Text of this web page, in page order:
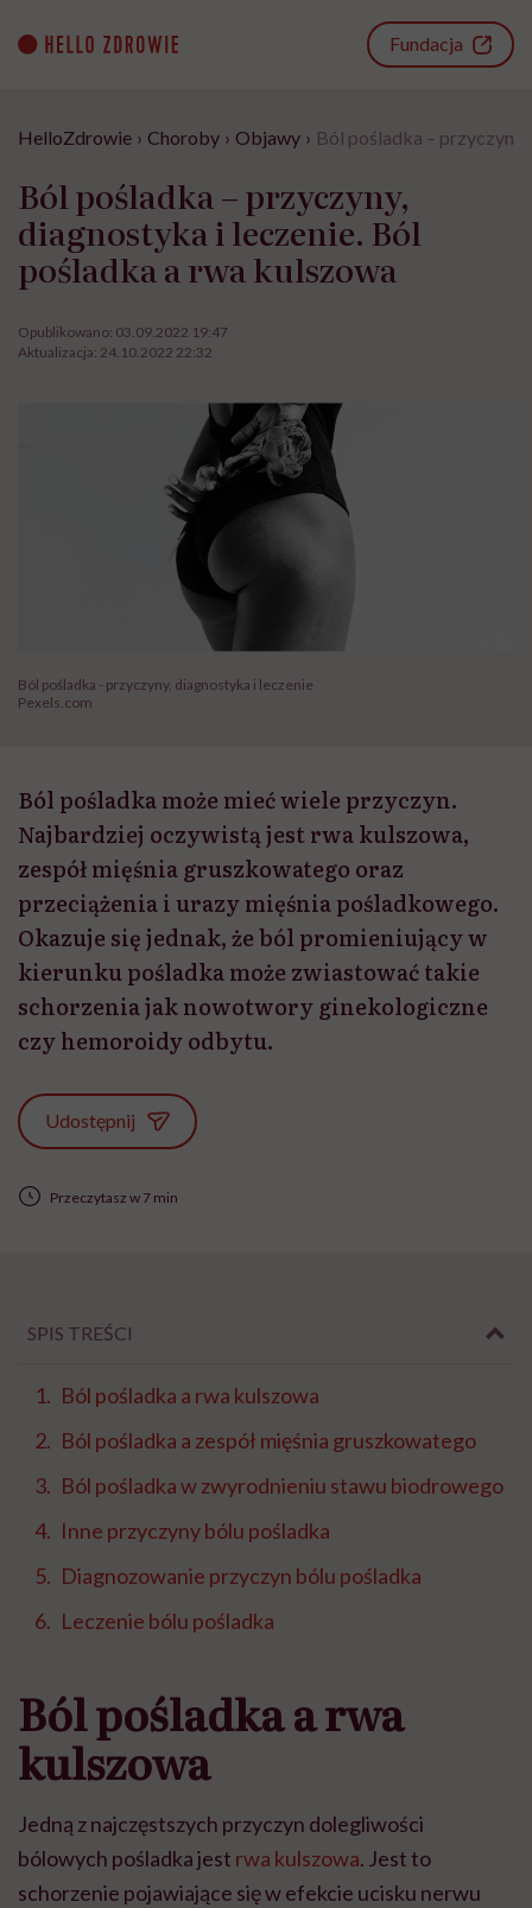
content
Fundacja
HelloZdrowie › Choroby › Objawy › Ból pośladka –
Ból pośladka – przyczyny,
diagnostyka i leczenie. Ból
pośladka a rwa kulszowa
Opublikowano: 03.09.2022 19:47
Aktualizacja: 24.10.2022 22:32
Ból pośladka - przyczyny, diagnostyka i leczenie
Pexels.com
Ból pośladka może mieć wiele przyczyn.
Najbardziej oczywistą jest rwa kulszowa,
zespół mięśnia gruszkowatego oraz
przeciążenia i urazy mięśnia pośladkowego.
Okazuje się jednak, że ból promieniujący w
kierunku pośladka może zwiastować takie
schorzenia jak nowotwory ginekologiczne
czy hemoroidy odbytu.
Udostępnij
Przeczytasz w 7 min
SPIS TREŚCI
Ból pośladka a rwa kulszowa
Ból pośladka a zespół mięśnia gruszkowatego
Ból pośladka w zwyrodnieniu stawu biodrowego
Inne przyczyny bólu pośladka
Diagnozowanie przyczyn bólu pośladka
Leczenie bólu pośladka
Ból pośladka a rwa
kulszowa
Jedną z najczęstszych przyczyn dolegliwości
bólowych pośladka jest rwa kulszowa. Jest to
schorzenie pojawiające się w efekcie ucisku nerwu